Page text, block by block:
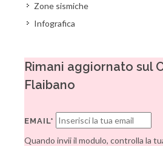
Zone sismiche
Infografica
Rimani aggiornato sul
Flaibano
EMAIL*
Quando invii il modulo, controlla la